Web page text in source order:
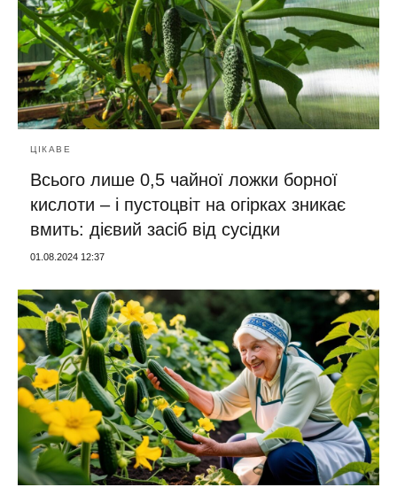
ЦІКАВЕ
Всього лише 0,5 чайної ложки борної
кислоти – і пустоцвіт на огірках зникає
вмить: дієвий засіб від сусідки
01.08.2024 12:37